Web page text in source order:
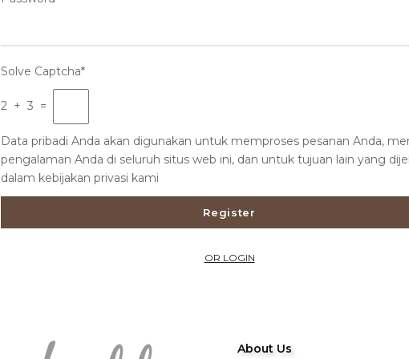
Solve Captcha*
2 + 3 =
Data pribadi Anda akan digunakan untuk memproses pesanan Anda,
pengalaman Anda di seluruh situs web ini, dan untuk tujuan lain yang
dalam kebijakan privasi kami
Register
OR LOGIN
About Us